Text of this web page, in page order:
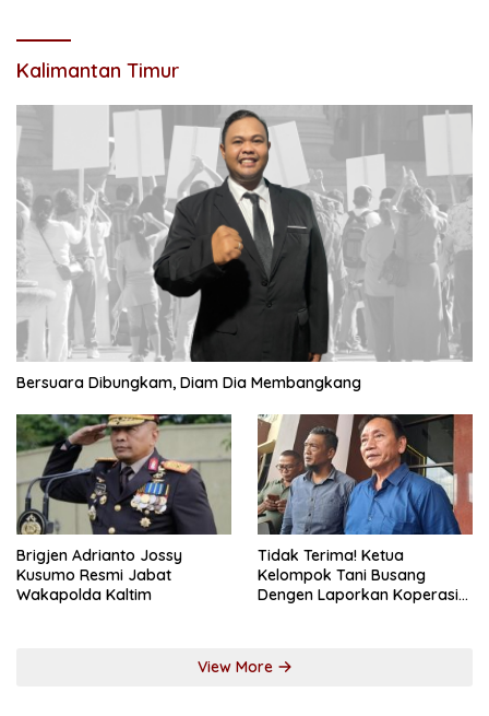
Kalimantan Timur
Bersuara Dibungkam, Diam Dia Membangkang
Brigjen Adrianto Jossy
Kusumo Resmi Jabat
Wakapolda Kaltim
Tidak Terima! Ketua
Kelompok Tani Busang
Dengen Laporkan Koperasi
View More